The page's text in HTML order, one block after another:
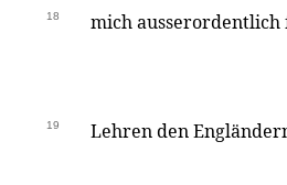
18 mich
19 Lehren den